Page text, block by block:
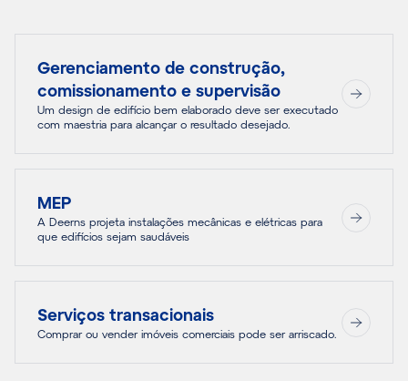
Gerenciamento de construção,
comissionamento e supervisão
Um design de edifício bem elaborado deve ser executado
com maestria para alcançar o resultado desejado.
MEP
A Deerns projeta instalações mecânicas e elétricas para
que edifícios sejam saudáveis
Serviços transacionais
Comprar ou vender imóveis comerciais pode ser arriscado.